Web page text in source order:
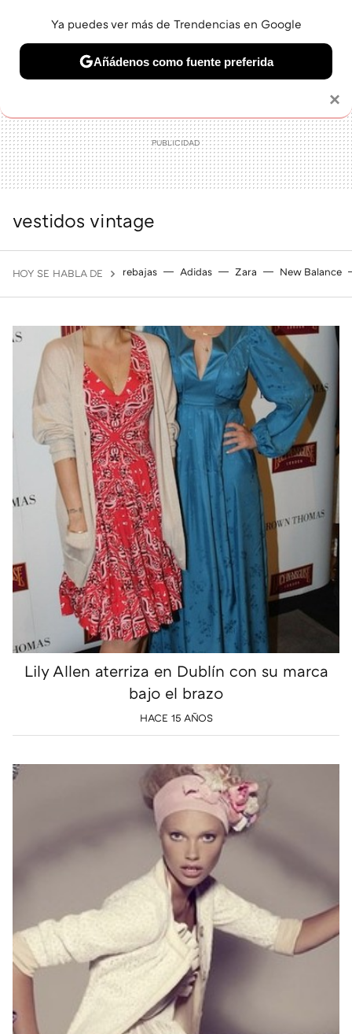
BELLEZA SHOPPING VIAJES GASTRO SNEAKERS
vestidos vintage
HOY SE HABLA DE rebajas Adidas Zara New Balance
Lily Allen aterriza en Dublín con su marca
bajo el brazo
HACE 15 AÑOS
×
Ya puedes ver más de Trendencias en Google
Añádenos como fuente preferida